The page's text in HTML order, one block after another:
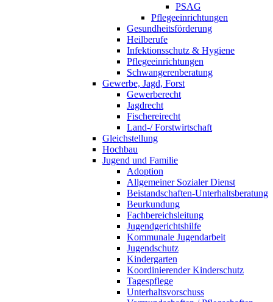
PSAG
Pflegeeinrichtungen
Gesundheitsförderung
Heilberufe
Infektionsschutz & Hygiene
Pflegeeinrichtungen
Schwangerenberatung
Gewerbe, Jagd, Forst
Gewerberecht
Jagdrecht
Fischereirecht
Land-/ Forstwirtschaft
Gleichstellung
Hochbau
Jugend und Familie
Adoption
Allgemeiner Sozialer Dienst
Beistandschaften-Unterhaltsberatung
Beurkundung
Fachbereichsleitung
Jugendgerichtshilfe
Kommunale Jugendarbeit
Jugendschutz
Kindergarten
Koordinierender Kinderschutz
Tagespflege
Unterhaltsvorschuss